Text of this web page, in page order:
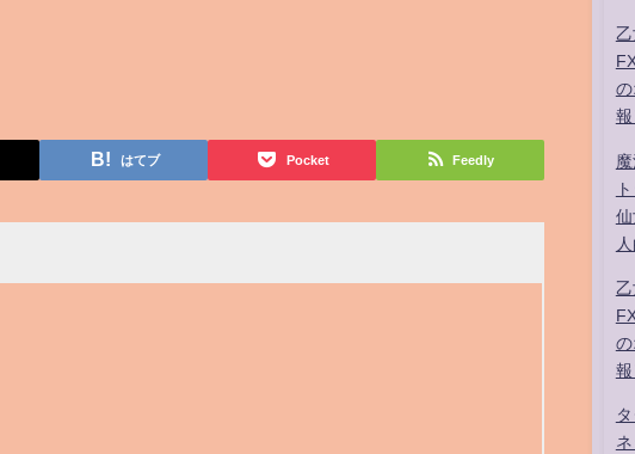
はてブ Pocket Feedly
報
報